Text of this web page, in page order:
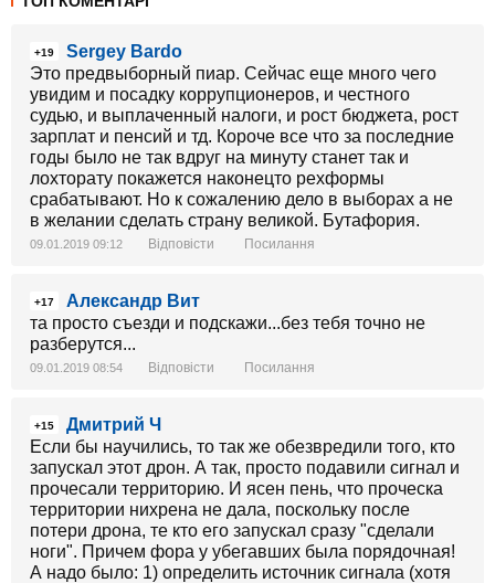
+19
Sergey Bardo
Это предвыборный пиар. Сейчас еще много чего
увидим и посадку коррупционеров, и честного
судью, и выплаченный налоги, и рост бюджета, рост
зарплат и пенсий и тд. Короче все что за последние
годы было не так вдруг на минуту станет так и
лохторату покажется наконецто рехформы
срабатывают. Но к сожалению дело в выборах а не
в желании сделать страну великой. Бутафория.
09.01.2019 09:12 Відповісти Посилання
+17
Александр Вит
та просто съезди и подскажи...без тебя точно не
разберутся...
09.01.2019 08:54 Відповісти Посилання
+15
Дмитрий Ч
Если бы научились, то так же обезвредили того, кто
запускал этот дрон. А так, просто подавили сигнал и
прочесали территорию. И ясен пень, что проческа
территории нихрена не дала, поскольку после
потери дрона, те кто его запускал сразу "сделали
ноги". Причем фора у убегавших была порядочная!
А надо было: 1) определить источник сигнала (хотя